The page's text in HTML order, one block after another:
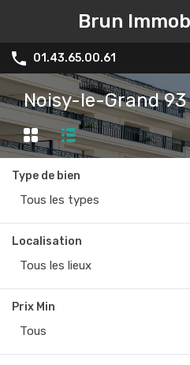
Brun
01.43.65.00.61
Noisy-le-Grand 93
Type de bien
Tous les types
Localisation
Tous les lieux
Prix Min
Tous